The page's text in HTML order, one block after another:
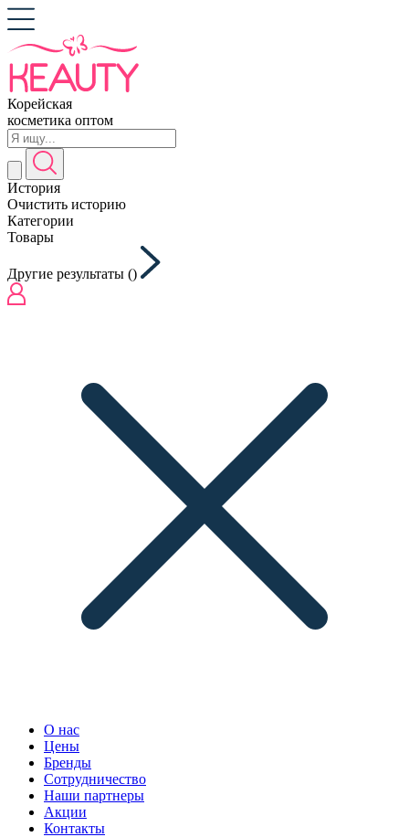
Корейская
косметика оптом
История
Очистить историю
Категории
Товары
Другие результаты ()
О нас
Цены
Бренды
Сотрудничество
Наши партнеры
Акции
Контакты